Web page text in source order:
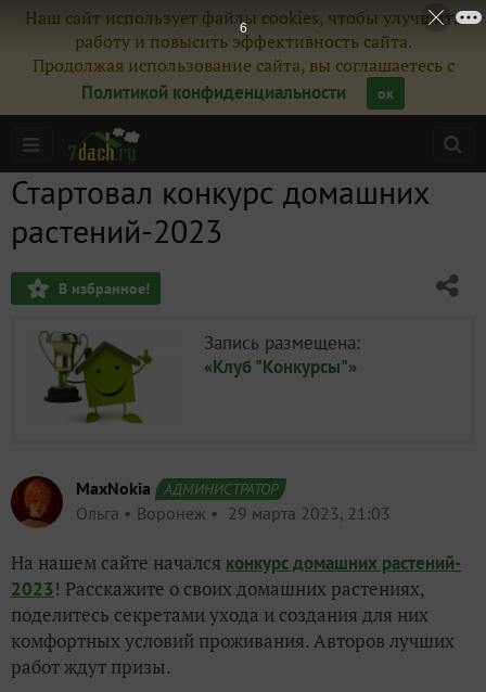
Наш сайт использует файлы cookies, чтобы улучшить
работу и повысить эффективность сайта.
Продолжая использование сайта, вы соглашаетесь с
Политикой конфиденциальности
ок
Стартовал конкурс домашних
растений-2023
В избранное!
Запись размещена:
«Клуб "Конкурсы"»
MaxNokia АДМИНИСТРАТОР
Ольга Воронеж 29 марта 2023, 21:03
На нашем сайте начался конкурс домашних растений-
2023! Расскажите о своих домашних растениях,
поделитесь секретами ухода и создания для них
комфортных условий проживания. Авторов лучших
работ ждут призы.
5